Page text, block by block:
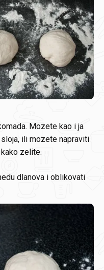
Mozete kao i ja
ili mozete napraviti
zelite.
dlanova i oblikovati